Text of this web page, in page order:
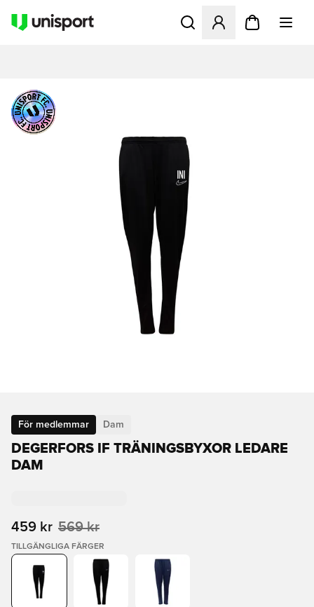
Öppnar en Modal för att
För medlemmar Dam
DEGERFORS IF TRÄNINGSBYXOR LEDARE
DAM
459 kr 569 kr
TILLGÄNGLIGA FÄRGER